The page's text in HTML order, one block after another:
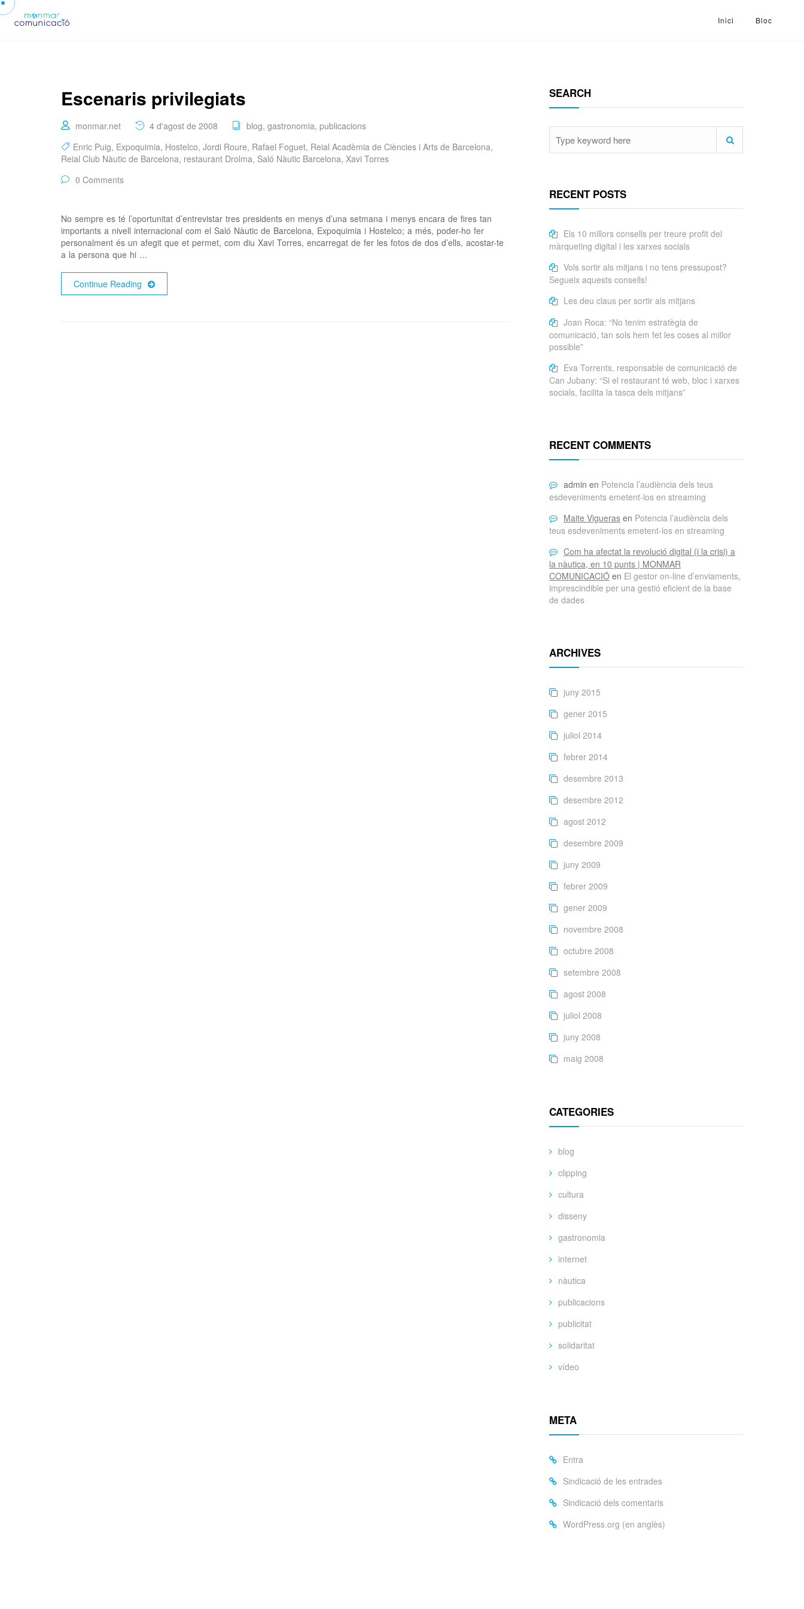
Inici Bloc
Escenaris privilegiats
monmar.net 4 d'agost de 2008 blog, gastronomia, publicacions
Enric Puig, Expoquimia, Hostelco, Jordi Roure, Rafael Foguet, Reial Acadèmia de Ciències i Arts de Barcelona,
Reial Club Nàutic de Barcelona, restaurant Drolma, Saló Nàutic Barcelona, Xavi Torres
0 Comments
No sempre es té l’oportunitat d’entrevistar tres presidents en menys d’una setmana i menys encara de fires tan
importants a nivell internacional com el Saló Nàutic de Barcelona, Expoquimia i Hostelco; a més, poder-ho fer
personalment és un afegit que et permet, com diu Xavi Torres, encarregat de fer les fotos de dos d’ells, acostar-te
a la persona que hi …
Continue Reading
SEARCH
RECENT POSTS
Els 10 millors consells per treure profit del
màrqueting digital i les xarxes socials
Vols sortir als mitjans i no tens pressupost?
Segueix aquests consells!
Les deu claus per sortir als mitjans
Joan Roca: “No tenim estratègia de
comunicació, tan sols hem fet les coses al millor
possible”
Eva Torrents, responsable de comunicació de
Can Jubany: “Si el restaurant té web, bloc i xarxes
socials, facilita la tasca dels mitjans”
RECENT COMMENTS
admin en Potencia l’audiència dels teus
esdeveniments emetent-los en streaming
Maite Vigueras en Potencia l’audiència dels
teus esdeveniments emetent-los en streaming
Com ha afectat la revolució digital (i la crisi) a
la nàutica, en 10 punts | MONMAR
COMUNICACIÓ en El gestor on-line d’enviaments,
imprescindible per una gestió eficient de la base
de dades
ARCHIVES
juny 2015
gener 2015
juliol 2014
febrer 2014
desembre 2013
desembre 2012
agost 2012
desembre 2009
juny 2009
febrer 2009
gener 2009
novembre 2008
octubre 2008
setembre 2008
agost 2008
juliol 2008
juny 2008
maig 2008
CATEGORIES
blog
clipping
cultura
disseny
gastronomia
internet
nàutica
publicacions
publicitat
solidaritat
vídeo
META
Entra
Sindicació de les entrades
Sindicació dels comentaris
WordPress.org (en anglès)